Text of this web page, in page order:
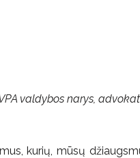
valdybos narys,
kurių, mūsų